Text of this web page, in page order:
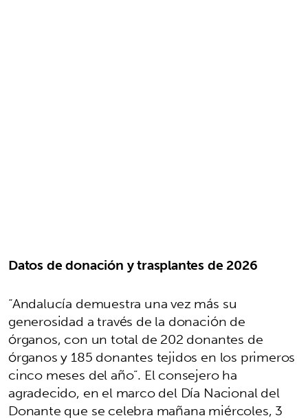
Datos de donación y trasplantes de 2026
“Andalucía demuestra una vez más su
generosidad a través de la donación de
órganos, con un total de 202 donantes de
órganos y 185 donantes tejidos en los primeros
cinco meses del año”. El consejero ha
agradecido, en el marco del Día Nacional del
Donante que se celebra mañana miércoles, 3